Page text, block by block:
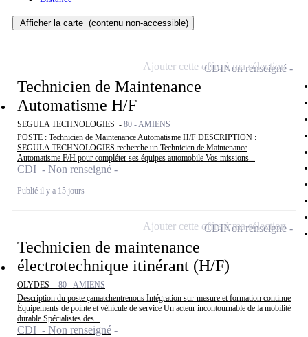
Afficher la carte (contenu non-accessible)
Technicien de Maintenance
Automatisme H/F
SEGULA TECHNOLOGIES - 80 - AMIENS
POSTE : Technicien de Maintenance Automatisme H/F DESCRIPTION :
SEGULA TECHNOLOGIES recherche un Technicien de Maintenance
Automatisme F/H pour compléter ses équipes automobile Vos missions...
CDI - Non renseigné
Publié il y a 15 jours
CDINon renseigné
Ajouter cette offre à ma sélection
Technicien de maintenance
électrotechnique itinérant (H/F)
OLYDES - 80 - AMIENS
Description du poste çamatchentrenous Intégration sur-mesure et formation continue
Équipements de pointe et véhicule de service Un acteur incontournable de la mobilité
durable Spécialistes des...
CDI - Non renseigné
CDINon renseigné
Ajouter cette offre à ma sélection